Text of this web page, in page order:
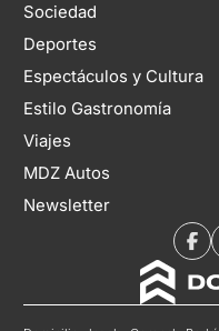
Sociedad
Deportes
Espectáculos y Cultura
Estilo Gastronomía
Viajes
MDZ Autos
Newsletter